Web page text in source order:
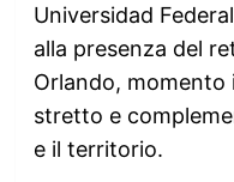
Universidad
alla presenza del
Orlando, momento
stretto e
e il territorio.